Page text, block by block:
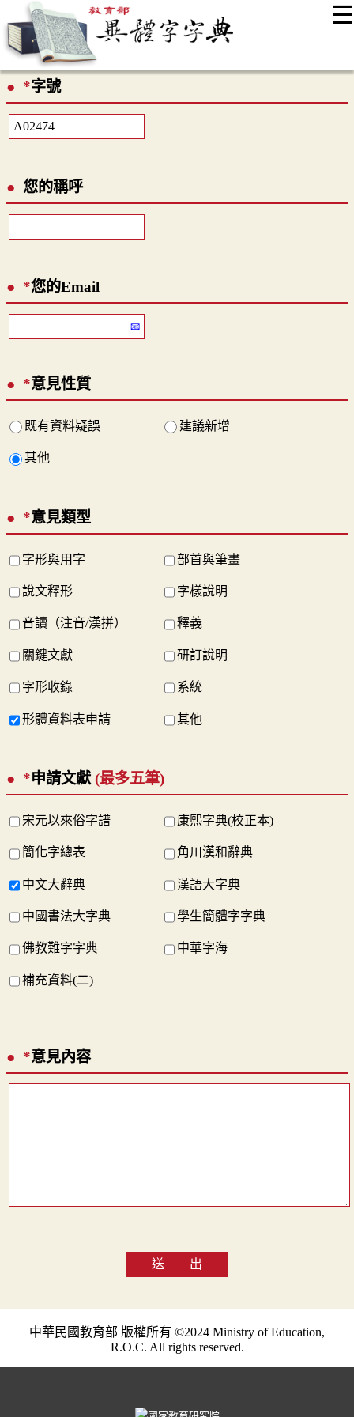
☰
最新消息
*字號
您的稱呼
*您的Email
*意見性質
既有資料疑誤 建議新增
其他
*意見類型
字形與用字 部首與筆畫
說文釋形 字樣說明
音讀（注音/漢拼） 釋義
關鍵文獻 研訂說明
字形收錄 系統
形體資料表申請 其他
*申請文獻(最多五筆)
宋元以來俗字譜 康熙字典(校正本)
簡化字總表 角川漢和辭典
中文大辭典 漢語大字典
中國書法大字典 學生簡體字字典
佛教難字字典 中華字海
補充資料(二)
*意見內容
送 出
中華民國教育部 版權所有 ©2024 Ministry of Education,
R.O.C. All rights reserved.